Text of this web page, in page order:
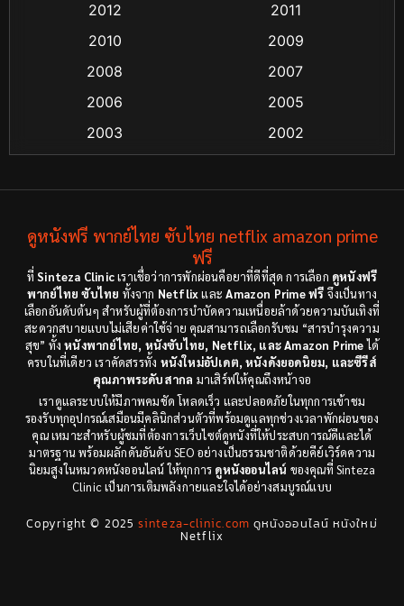
Coming-of-age ชีวิตวัยรุ่น (13)
Crime อาชญากรรม (48)
Cult Film(4)
Dance เต้น (6)
Detective สืบสวน(18)
Disaster(9)
Disney+(8)
Documentary สารคดี(12)
Documentary สารคดี(3)
Drama ดราม่า(278)
Drama ดราม่า (29)
2012
2011
2010
2009
2008
2007
2006
2005
2003
2002
1998
1997
1971
1962
ดูหนังฟรี พากย์ไทย ซับไทย netflix amazon prime
ฟรี
ที่Sinteza Clinicเราเชื่อว่าการพักผ่อนคือยาที่ดีที่สุด การเลือก ดูหนังฟรี
พากย์ไทย ซับไทย ทั้งจาก NetflixและAmazon Prime ฟรี จึงเป็นทาง
เลือกอันดับต้นๆ สำหรับผู้ที่ต้องการบำบัดความเหนื่อยล้าด้วยความบันเทิงที่
สะดวกสบายแบบไม่เสียค่าใช้จ่าย คุณสามารถเลือกรับชม “สารบำรุงความ
สุข” ทั้งหนังพากย์ไทย, หนังซับไทย, Netflix, และ Amazon Primeได้
ครบในที่เดียว เราคัดสรรทั้ง หนังใหม่อัปเดต, หนังดังยอดนิยม, และซีรีส์
คุณภาพระดับสากล มาเสิร์ฟให้คุณถึงหน้าจอ
เราดูแลระบบให้มีภาพคมชัด โหลดเร็ว และปลอดภัยในทุกการเข้าชม
รองรับทุกอุปกรณ์เสมือนมีคลินิกส่วนตัวที่พร้อมดูแลทุกช่วงเวลาพักผ่อนของ
คุณ เหมาะสำหรับผู้ชมที่ต้องการเว็บไซต์ดูหนังที่ให้ประสบการณ์ดีและได้
มาตรฐาน พร้อมผลักดันอันดับ SEO อย่างเป็นธรรมชาติด้วยคีย์เวิร์ดความ
นิยมสูงในหมวดหนังออนไลน์ ให้ทุกการ ดูหนังออนไลน์ ของคุณที่ Sinteza
Clinic เป็นการเติมพลังกายและใจได้อย่างสมบูรณ์แบบ
Copyright © 2025sinteza-clinic.com ดูหนังออนไลน์ หนังใหม่
Netflix